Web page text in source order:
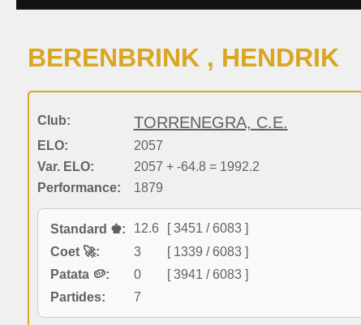
BERENBRINK , HENDRIK
Club: TORRENEGRA, C.E.
ELO:
2057
Var. ELO:
2057 + -64.8 = 1992.2
Performance:
1879
Standard ♚: 12.6
[ 3451 / 6083 ]
Coet 🚀:
3
[ 1339 / 6083 ]
Patata 🥔:
0
[ 3941 / 6083 ]
Partides:
7